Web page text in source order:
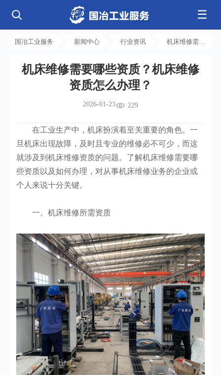
☰
公司简介
发展历程
核心业务
电气工程
钢结构工程
净化工程
弱电工程
消防工程
基控电箱
其它工程
工程案例
芯片 • 半导体
人工智能 • 机器人
新能源汽车 • 智能网联
生物 • 医药
新闻中心
行业资讯
安装教程
工业百科
工业问答
国冶工业服务 新闻中心 行业资讯
机床维修需要
床维修资质怎
机床维修需要哪些资质？机床维修
资质怎么办理？
2026-01-23 229
在工业生产中，机床扮演着至关重要的角色。一
旦机床出现故障，及时且专业的维修必不可少，而这
就涉及到机床维修资质的问题。了解机床维修需要哪
些资质以及如何办理，对从事机床维修业务的企业或
个人来说十分关键。
一、机床维修所需资质